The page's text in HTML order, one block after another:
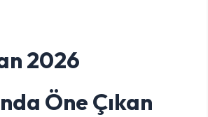
2026
Öne Çıkan